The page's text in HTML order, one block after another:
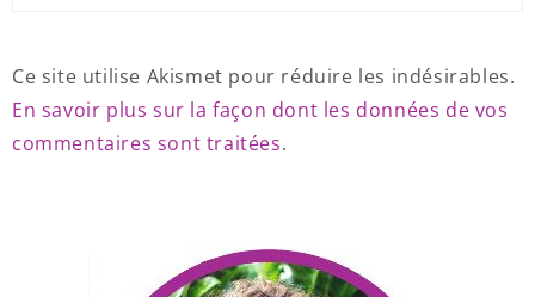
Ce site utilise Akismet pour réduire les indésirables.
En savoir plus sur la façon dont les données de vos
commentaires sont traitées.